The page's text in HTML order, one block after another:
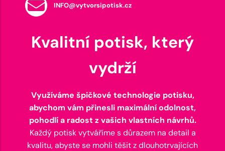
INFO@vytvorsipotisk.cz
Kvalitní potisk, který
vydrží
Využíváme špičkové technologie potisku,
abychom vám přinesli maximální odolnost,
pohodlí a radost z vašich vlastních návrhů.
Každý potisk vytváříme s důrazem na detail a
kvalitu, abyste se mohli těšit z dlouhotrvajících